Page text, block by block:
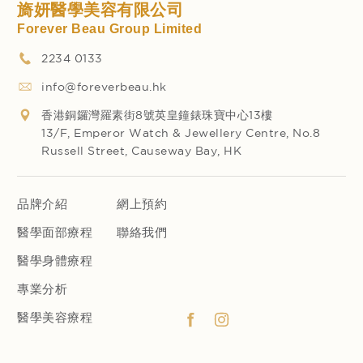
旖妍醫學美容有限公司
Forever Beau Group Limited
2234 0133
info@foreverbeau.hk
香港銅鑼灣羅素街8號英皇鐘錶珠寶中心13樓
13/F, Emperor Watch & Jewellery Centre, No.8
Russell Street, Causeway Bay, HK
品牌介紹
醫學面部療程
醫學身體療程
專業分析
醫學美容療程
網上預約
聯絡我們